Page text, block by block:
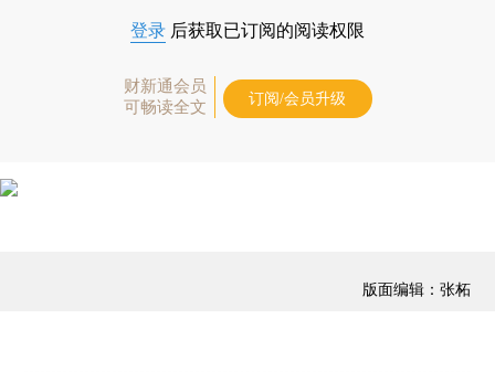
登录 后获取已订阅的阅读权限
财新通会员
可畅读全文
订阅/会员升级
版面编辑：张柘